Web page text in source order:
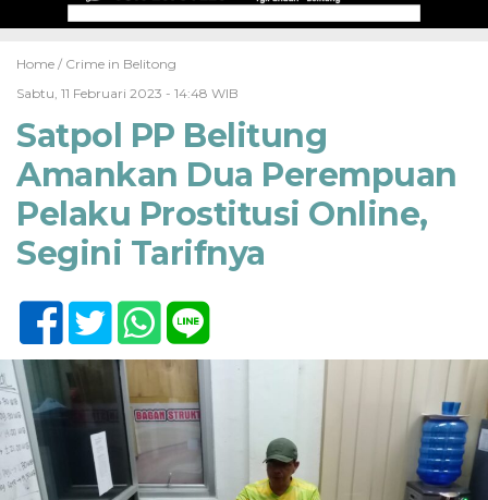
Home / Crime in Belitong
Sabtu, 11 Februari 2023 - 14:48 WIB
Satpol PP Belitung
Amankan Dua Perempuan
Pelaku Prostitusi Online,
Segini Tarifnya